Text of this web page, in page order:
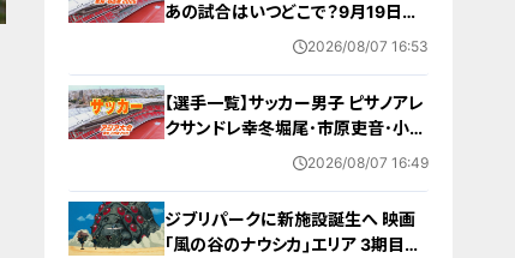
あの試合はいつどこで？9月19日
（土）～10月4日（日）【アジア大会 ア
更新
2026/08/07 16:53
【選手一覧】サッカー男子 ピサノアレ
クサンドレ幸冬堀尾･市原吏音･小杉
啓太など 日本代表選手【アジア大会
2026/08/07 16:49
ジブリパークに新施設誕生へ 映画
｢風の谷のナウシカ｣エリア 3期目の